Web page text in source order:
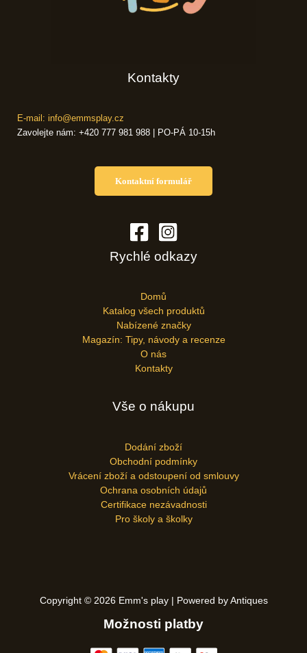
Kontakty
E-mail: info@emmsplay.cz
Zavolejte nám: +420 777 981 988 | PO-PÁ 10-15h
Kontaktní formulář
Rychlé odkazy
Domů
Katalog všech produktů
Nabízené značky
Magazín: Tipy, návody a recenze
O nás
Kontakty
Vše o nákupu
Dodání zboží
Obchodní podmínky
Vrácení zboží a odstoupení od smlouvy
Ochrana osobních údajů
Certifikace nezávadnosti
Pro školy a školky
Copyright © 2026 Emm's play | Powered by Antiques
Možnosti platby